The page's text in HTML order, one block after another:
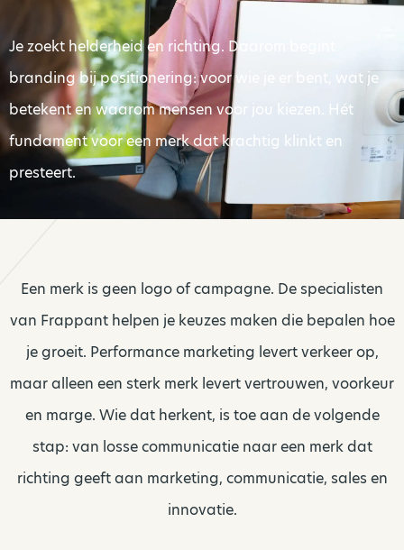
Je zoekt helderheid en richting. Daarom begint
branding bij positionering: voor wie je er bent, wat je
betekent en waarom mensen voor jou kiezen. Hét
fundament voor een merk dat krachtig klinkt en
presteert.
Een merk is geen logo of campagne. De specialisten
van Frappant helpen je keuzes maken die bepalen hoe
je groeit. Performance marketing levert verkeer op,
maar alleen een sterk merk levert vertrouwen, voorkeur
en marge. Wie dat herkent, is toe aan de volgende
stap: van losse communicatie naar een merk dat
richting geeft aan marketing, communicatie, sales en
innovatie.